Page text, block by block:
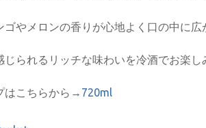
ゴやメロンの香りが心地よく口の中に
じられるリッチな味わいを冷酒でお楽し
はこちらから→ 720ml